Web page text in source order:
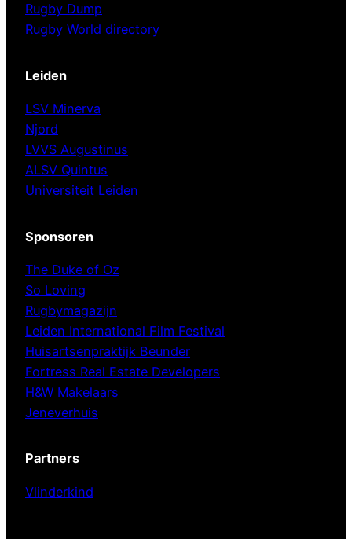
Rugby Dump
Rugby World directory
Leiden
LSV Minerva
Njord
LVVS Augustinus
ALSV Quintus
Universiteit Leiden
Sponsoren
The Duke of Oz
So Loving
Rugbymagazijn
Leiden International Film Festival
Huisartsenpraktijk Beunder
Fortress Real Estate Developers
H&W Makelaars
Jeneverhuis
Partners
Vlinderkind